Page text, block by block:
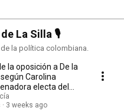
La Silla 🎙
la política colombiana.
la oposición a De la
Carolina
electa del
3 weeks ago